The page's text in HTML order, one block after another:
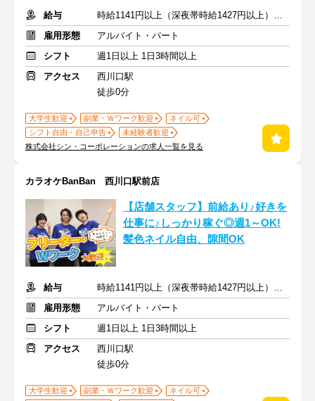
給与
時給1141円以上（深夜帯時給1427円以上） ＋交通費支給
雇用形態
アルバイト・パート
シフト
週1日以上 1日3時間以上
アクセス
西川口駅
徒歩0分
大学生歓迎 副業・Ｗワーク歓迎
ネイル可
シフト自由・自己申告
未経験者歓迎
株式会社シン・コーポレーションの求人一覧を見る
カラオケBanBan 西川口駅前店
【店舗スタッフ】前給あり♪好きを
仕事に♪しっかり稼ぐ◎週1～OK!
髪色ネイル自由、隙間OK
給与
時給1141円以上（深夜帯時給1427円以上） ＋交通費支給
雇用形態
アルバイト・パート
シフト
週1日以上 1日3時間以上
アクセス
西川口駅
徒歩0分
大学生歓迎 副業・Ｗワーク歓迎
ネイル可